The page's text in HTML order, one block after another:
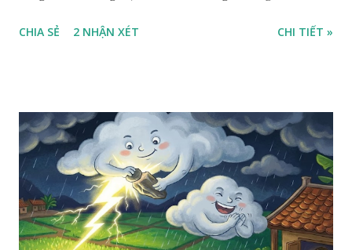
CHIA SẺ 2 NHẬN XÉT CHI TIẾT »